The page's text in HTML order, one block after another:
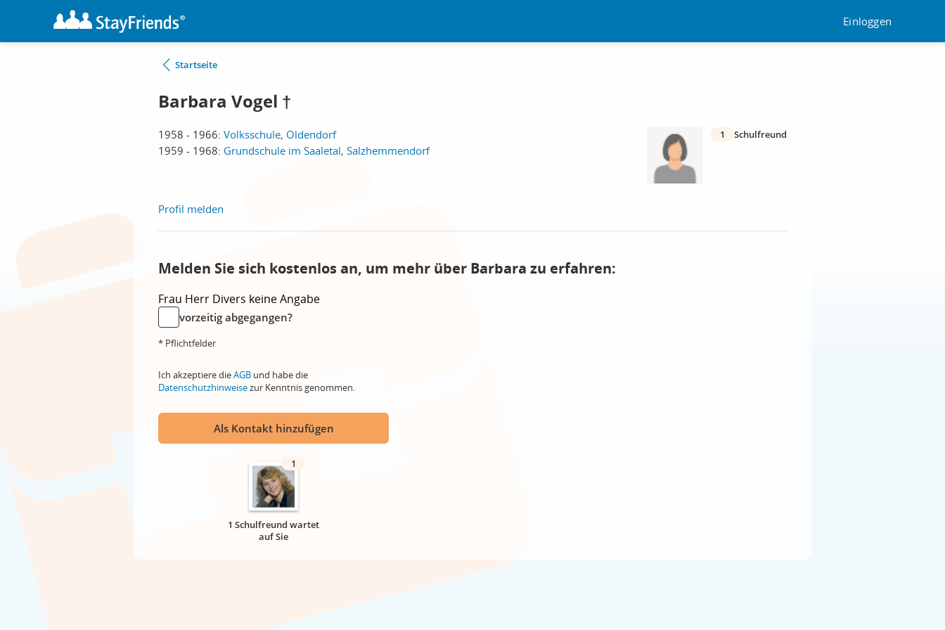
Einloggen
Startseite
Barbara Vogel †
1958 - 1966: Volksschule, Oldendorf
1959 - 1968: Grundschule im Saaletal, Salzhemmendorf
1 Schulfreund
Profil melden
Melden Sie sich kostenlos an, um mehr über Barbara zu erfahren:
Frau Herr Divers keine Angabe
vorzeitig abgegangen?
* Pflichtfelder
Ich akzeptiere dieAGB und habe die
Datenschutzhinweisezur Kenntnis genommen.
Als Kontakt hinzufügen
1
1 Schulfreund wartet
auf Sie